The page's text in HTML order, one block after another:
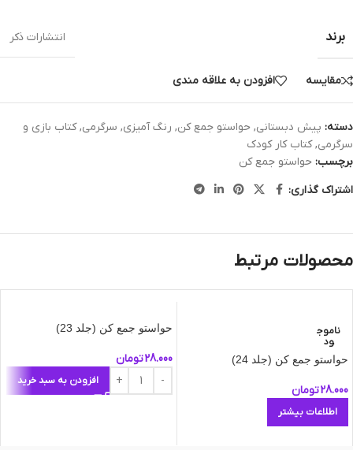
برند انتشارات ذکر
مقایسه افزودن به علاقه مندی
دسته: پیش دبستانی, حواستو جمع کن, رنگ آمیزی, سرگرمی, کتاب بازی و
سرگرمی, کتاب کار کودک
برچسب: حواستو جمع کن
اشتراک گذاری:
محصولات مرتبط
ناموج
ود
حواستو جمع کن (جلد 24)
28.000تومان
اطلاعات بیشتر
حواستو جمع کن (جلد 23)
28.000تومان
افزودن به سبد خرید